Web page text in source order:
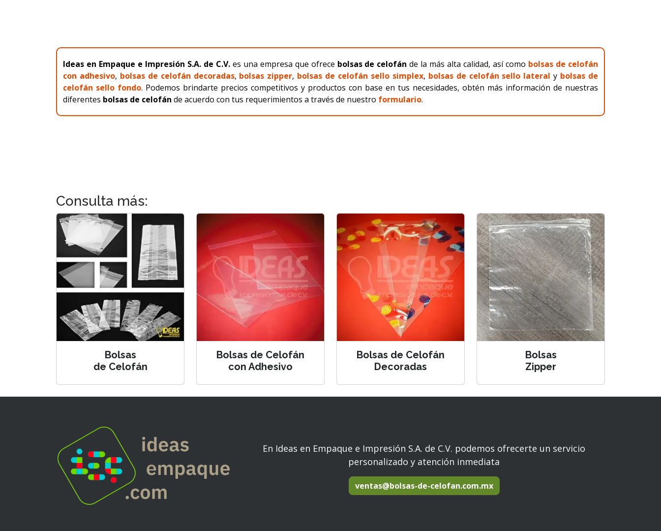
Ideas en Empaque e Impresión S.A. de C.V.es una empresa que ofrece bolsas de celofán de la más alta calidad, así como bolsas de celofán
con adhesivo, bolsas de celofán decoradas, bolsas zipper, bolsas de celofán sello simplex, bolsas de celofán sello lateral y bolsas de
celofán sello fondo. Podemos brindarte precios competitivos y productos con base en tus necesidades, obtén más información de nuestras
diferentes bolsas de celofán de acuerdo con tus requerimientos a través de nuestro formulario.
Consulta más:
Bolsas
de Celofán
Bolsas de Celofán
con Adhesivo
Bolsas de Celofán
Decoradas
Bolsas
Zipper
En Ideas en Empaque e Impresión S.A. de C.V. podemos ofrecerte un servicio
personalizado y atención inmediata
ventas@bolsas-de-celofan.com.mx